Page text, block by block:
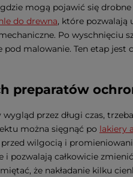
mogą pojawić się
do drewna, które pozwalają
Po wyschnięciu
pod malowanie. Ten etap
preparatów
przez długi czas,
można sięgnąć po lakiery
wilgocią i
pozwalają całkowicie
że nakładanie kilku